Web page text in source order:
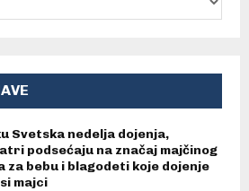
Svetska nedelja dojenja,
podsećaju na značaj majčinog
za bebu i blagodeti koje dojenje
majci